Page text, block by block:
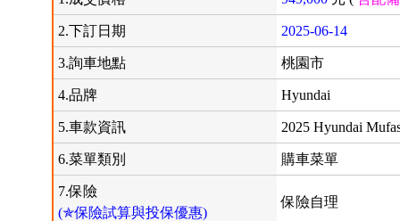
2.下訂日期 2025-06-14
3.詢車地點 桃園市
4.品牌 Hyundai
5.車款資訊 2025 Hyundai
6.菜單類別 購車菜單
7.保險
(✯保險試算與投保優惠)
保險自理